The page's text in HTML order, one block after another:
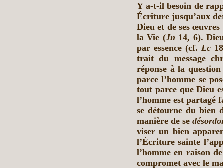
Y a-t-il besoin de
Écriture jusqu’aux
Dieu et de ses
la Vie (Jn 14, 6).
par essence (cf. Lc
trait du message
réponse à la
parce l’homme se
tout parce que Dieu
l’homme est partagé
se détourne du bien
manière de se
viser un bien
l’Écriture sainte
l’homme en raison
compromet avec le